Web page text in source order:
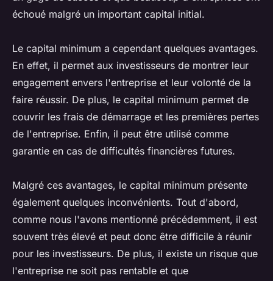
échoué malgré un important capital initial.
Le capital minimum a cependant quelques avantages.
En effet, il permet aux investisseurs de montrer leur
engagement envers l'entreprise et leur volonté de la
faire réussir. De plus, le capital minimum permet de
couvrir les frais de démarrage et les premières pertes
de l'entreprise. Enfin, il peut être utilisé comme
garantie en cas de difficultés financières futures.
Malgré ces avantages, le capital minimum présente
également quelques inconvénients. Tout d'abord,
comme nous l'avons mentionné précédemment, il est
souvent très élevé et peut donc être difficile à réunir
pour les investisseurs. De plus, il existe un risque que
l'entreprise ne soit pas rentable et que